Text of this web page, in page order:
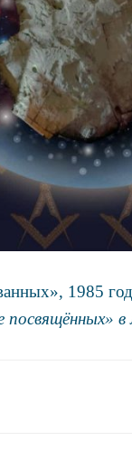
1985 год